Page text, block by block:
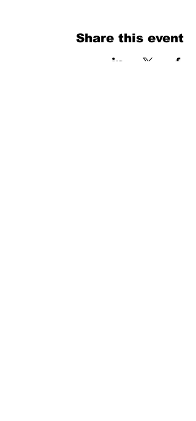
Share this event